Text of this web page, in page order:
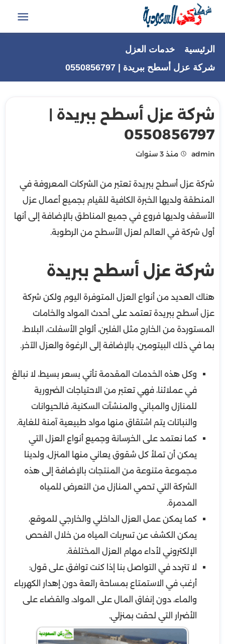
التجاوز
الرئيسية
خدمات العزل
شركة عزل أسطح ببريدة | 0550856797
شركة عزل أسطح ببريدة |
0550856797
admin منذ 3 سنوات
شركة عزل أسطح ببريدة تعتبر من الشركات المعروفة في
المنطقة ولديها الخبرة الكافية للقيام بجميع أعمال عزل
الأسقف ولديها فروع في جميع المناطق بالإضافة إلى أنها
أول شركة في العالم لعزل الأسطح من الرطوبة.
شركة عزل أسطح ببريدة
هناك العديد من أنواع العزل المتوفرة اليوم ولكن شركة
عزل أسطح ببريدة تعتمد على أحدث المواد والخامات
المستوردة من الخارج مثل الفلين، ألواح الأسفلت، البلاط،
بما في ذلك البيتومين، بالإضافة إلى الرغوة والعزل الآخر.
وكل هذه الخدمات المقدمة تأتي بسعر بسيط، لا نبالغ
في عملائنا، فهي تعتبر من الاحتياجات الضرورية
للمنازل والمباني والمنشآت السكنية، فالحيوانات
والنباتات يتم اشتقاق منها مواد طبيعية آمنة للغاية.
كما نعتمد على الخرسانة وجميع أنواع العزل التي
يمكن أن تملأ كل شقوق يعاني منها المنزل، ولدينا
مجموعة متنوعة من المنتجات بالإضافة إلى هذه
الشركة التي تحمي المنازل من التعرض للمياه
المدمرة.
كما يمكن عمل العزل الداخلي والخارجي للموقع،
يمكن الكشف عن تسربات المياه من خلال الفحص
الإلكتروني لأداء مهام العزل المختلفة.
لا تتردد في التواصل بنا إذا كنت توافق على قول:
أرغب في الاستمتاع بمساحة رائعة دون إهدار الكهرباء
والماء، دون إنفاق المال على المواد، والقضاء على
الأضرار التي لحقت بمنزلي.